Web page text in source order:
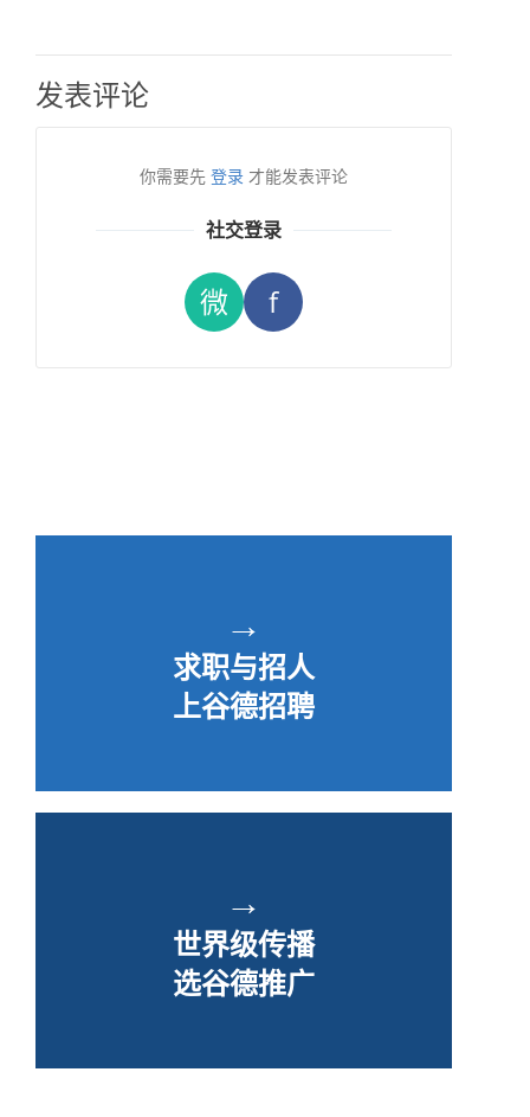
发表评论
你需要先 登录 才能发表评论
社交登录
微 f
→
求职与招人
上谷德招聘
→
世界级传播
选谷德推广